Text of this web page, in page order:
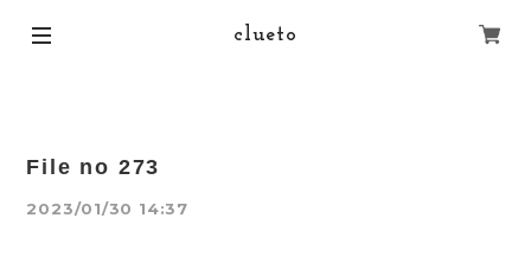
clueto
File no 273
2023/01/30 14:37